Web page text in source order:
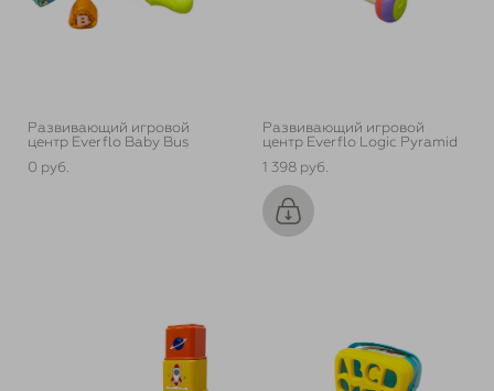
Развивающий игровой
центр Everflo Baby Bus
0 pуб.
Развивающий игровой
центр Everflo Logic Pyramid
1 398 pуб.